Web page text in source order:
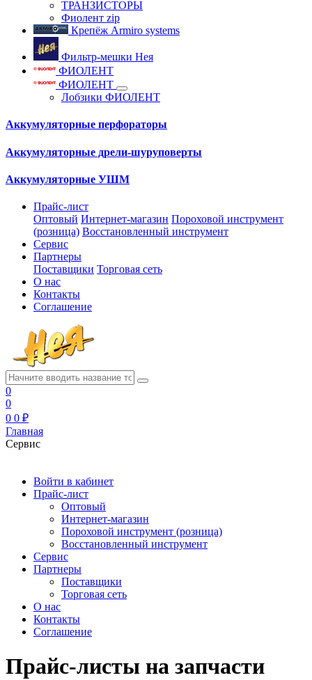
ТРАНЗИСТОРЫ
Фиолент zip
Крепёж Armiro systems
Фильтр-мешки Нея
ФИОЛЕНТ
ФИОЛЕНТ
Лобзики ФИОЛЕНТ
Аккумуляторные перфораторы
Аккумуляторные дрели-шуруповерты
Аккумуляторные УШМ
Прайс-лист
Оптовый Интернет-магазин Пороховой инструмент
(розница) Восстановленный инструмент
Сервис
Партнеры
Поставщики Торговая сеть
О нас
Контакты
Соглашение
0
0
0 0 ₽
Главная
Сервис
Войти в кабинет
Прайс-лист
Оптовый
Интернет-магазин
Пороховой инструмент (розница)
Восстановленный инструмент
Сервис
Партнеры
Поставщики
Торговая сеть
О нас
Контакты
Соглашение
Прайс-листы на запчасти